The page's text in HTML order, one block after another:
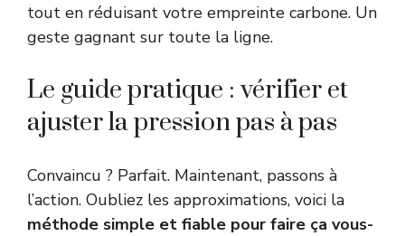
tout en réduisant votre empreinte carbone. Un
geste gagnant sur toute la ligne.
Le guide pratique : vérifier et
ajuster la pression pas à pas
Convaincu ? Parfait. Maintenant, passons à
l’action. Oubliez les approximations, voici la
méthode simple et fiable pour faire ça vous-